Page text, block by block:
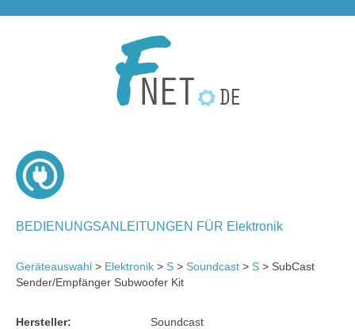
BEDIENUNGSANLEITUNGEN FÜR Elektronik
Geräteauswahl > Elektronik > S > Soundcast > S > SubCast
Sender/Empfänger Subwoofer Kit
Hersteller:
Soundcast